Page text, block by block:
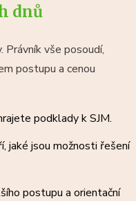
dnů
vše posoudí,
postupu a cenou
podklady k SJM.
jaké jsou možnosti řešení
postupu a orientační